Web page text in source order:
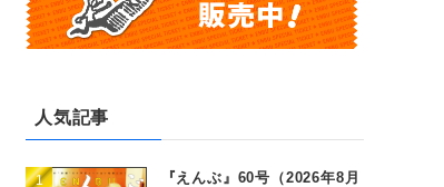
人気記事
『えんぶ』60号（2026年8月